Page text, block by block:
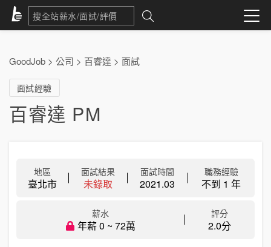
GoodJob > 公司 > 百睿達 > 面試
面試經驗
百睿達 PM
地區
臺北市
面試結果
未錄取
面試時間
2021.03
職務經驗
不到 1 年
薪水
年薪 0 ~ 72萬
評分
2.0分